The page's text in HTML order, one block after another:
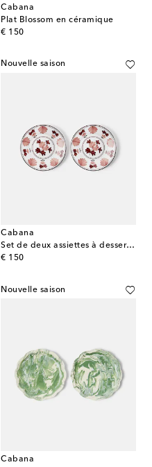
Cabana
Plat Blossom en céramique
€ 150
original price
Nouvelle saison
Cabana
Set de deux assiettes à dessert Blossom en céramique
€ 150
original price
Nouvelle saison
Cabana